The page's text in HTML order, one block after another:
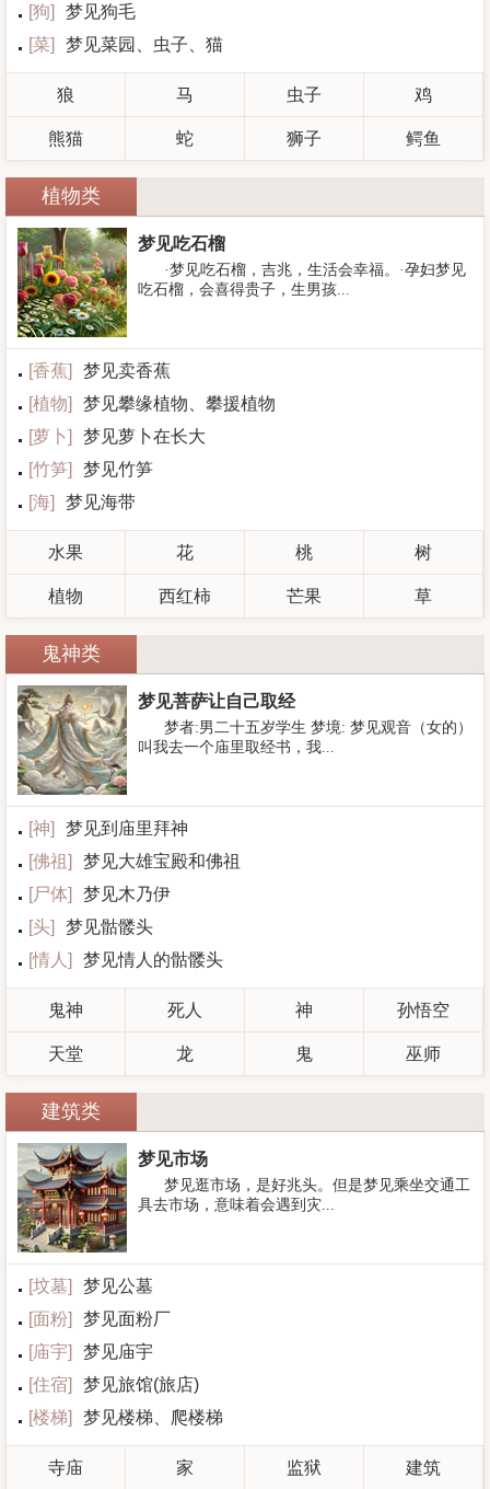
[狗]
梦见狗毛
[菜] 梦见菜园、虫子、猫
狼 马 虫子 鸡
熊猫 蛇 狮子 鳄鱼
植物类
梦见吃石榴
·梦见吃石榴，吉兆，生活会幸福。·孕妇梦见
吃石榴，会喜得贵子，生男孩...
[香蕉]
梦见卖香蕉
[植物]
梦见攀缘植物、攀援植物
[萝卜]
梦见萝卜在长大
[竹笋]
梦见竹笋
[海] 梦见海带
水果 花 桃 树
植物 西红柿 芒果 草
鬼神类
梦见菩萨让自己取经
梦者:男二十五岁学生 梦境: 梦见观音（女的）
叫我去一个庙里取经书，我...
[神]
梦见到庙里拜神
[佛祖]
梦见大雄宝殿和佛祖
[尸体]
梦见木乃伊
[头]
梦见骷髅头
[情人 ] 梦见情人的骷髅头
鬼神 死人 神 孙悟空
天堂 龙 鬼 巫师
建筑类
梦见市场
梦见逛市场，是好兆头。但是梦见乘坐交通工
具去市场，意味着会遇到灾...
[坟墓]
梦见公墓
[面粉]
梦见面粉厂
[庙宇]
梦见庙宇
[住宿]
梦见旅馆(旅店)
[楼梯] 梦见楼梯、爬楼梯
寺庙 家 监狱 建筑